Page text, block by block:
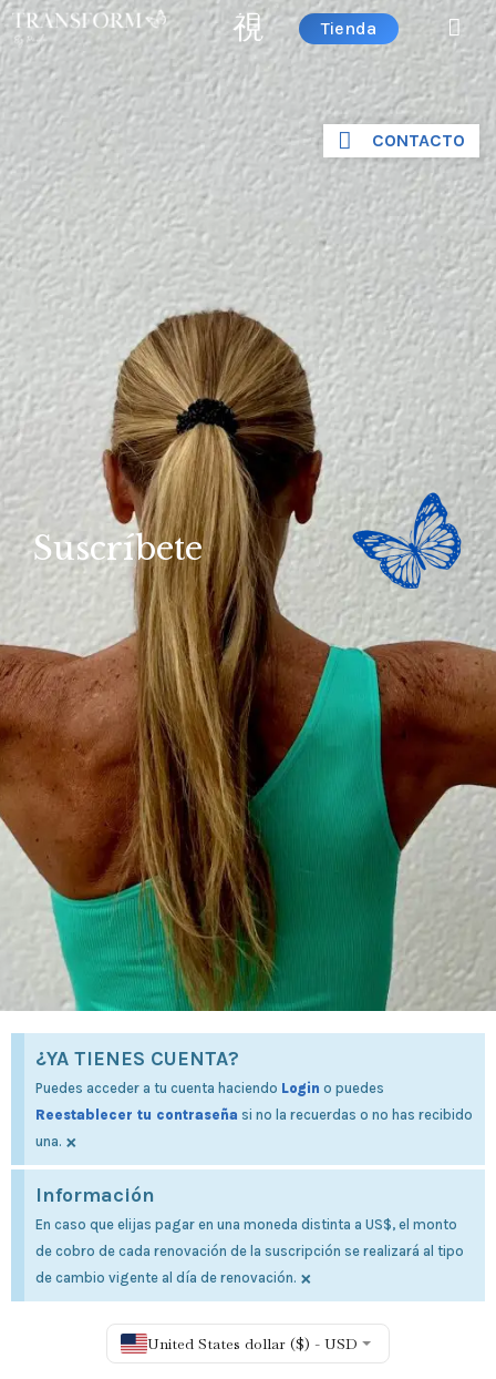
Tienda
CONTACTO
Suscríbete
¿YA TIENES CUENTA?
Puedes acceder a tu cuenta haciendo Login o puedes
Reestablecer tu contraseña si no la recuerdas o no has recibido
una. ×
Información
En caso que elijas pagar en una moneda distinta a US$, el monto
de cobro de cada renovación de la suscripción se realizará al tipo
de cambio vigente al día de renovación. ×
United States dollar ($) - USD